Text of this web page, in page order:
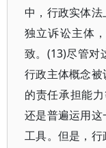
中，行政实体
独立诉讼主体
致。(13)尽管对
行政主体概念
的责任承担能
还是普遍运用
工具。但是，